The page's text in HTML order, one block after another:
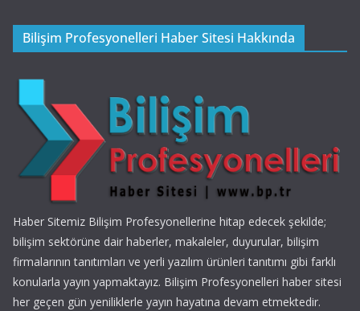
Bilişim Profesyonelleri Haber Sitesi Hakkında
Haber Sitemiz Bilişim Profesyonellerine hitap edecek şekilde;
bilişim sektörüne dair haberler, makaleler, duyurular, bilişim
firmalarının tanıtımları ve yerli yazılım ürünleri tanıtımı gibi farklı
konularla yayın yapmaktayız. Bilişim Profesyonelleri haber sitesi
her geçen gün yeniliklerle yayın hayatına devam etmektedir.